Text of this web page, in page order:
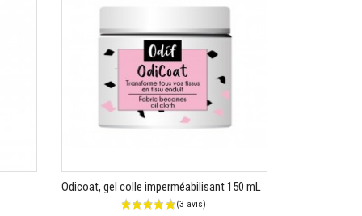
Odicoat, gel colle imperméabilisant 150 mL